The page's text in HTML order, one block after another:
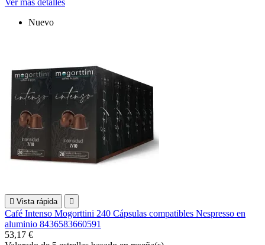
Ver más detalles
Nuevo
 Vista rápida 
Café Intenso Mogorttini 240 Cápsulas compatibles Nespresso en
aluminio 8436583660591
53,17 €